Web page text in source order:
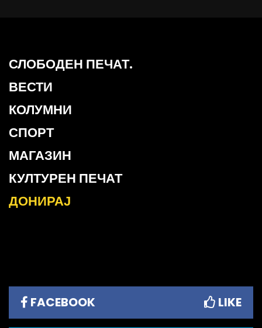
СЛОБОДЕН ПЕЧАТ.
ВЕСТИ
КОЛУМНИ
СПОРТ
МАГАЗИН
КУЛТУРЕН ПЕЧАТ
ДОНИРАЈ
FACEBOOK LIKE